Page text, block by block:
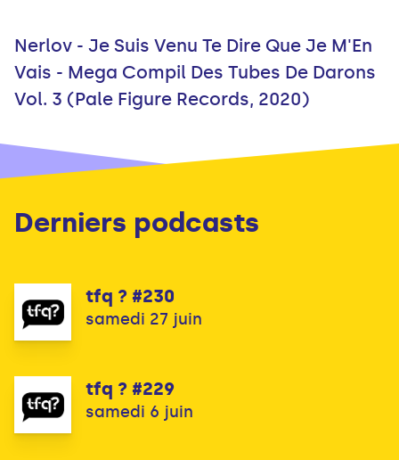
Nerlov - Je Suis Venu Te Dire Que Je M'En
Vais - Mega Compil Des Tubes De Darons
Vol. 3 (Pale Figure Records, 2020)
Derniers podcasts
tfq ? #230
samedi 27 juin
tfq ? #229
samedi 6 juin